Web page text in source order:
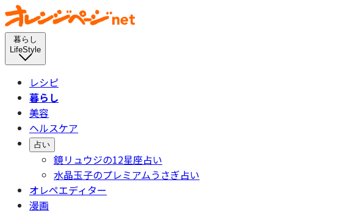
暮らし
LifeStyle
レシピ
暮らし
美容
ヘルスケア
占い
鏡リュウジの12星座占い
水晶玉子のプレミアムうさぎ占い
オレペエディター
漫画